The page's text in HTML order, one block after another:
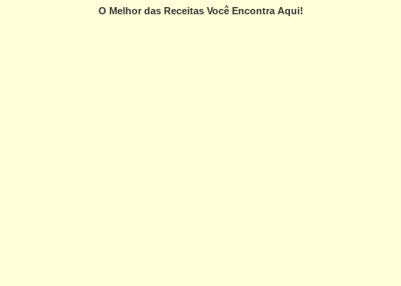
O Melhor das Receitas Você Encontra Aqui!